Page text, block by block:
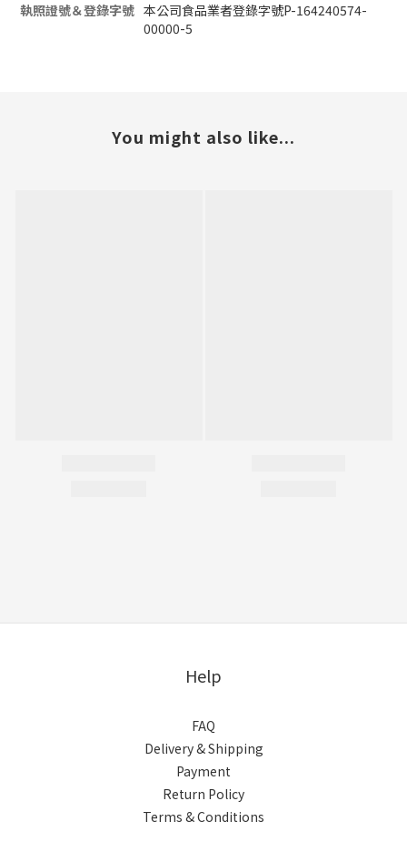
執照證號＆登錄字號 本公司食品業者登錄字號P-164240574-
00000-5
You might also like...
Help
FAQ
Delivery & Shipping
Payment
Return Policy
Terms & Conditions